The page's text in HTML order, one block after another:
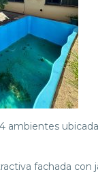
ambientes
fachada con